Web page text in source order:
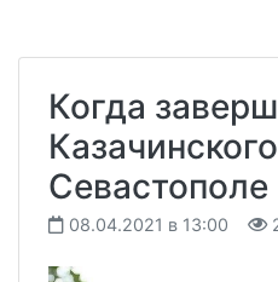
Когда
Севастополе
08.04.2021 в 13:00